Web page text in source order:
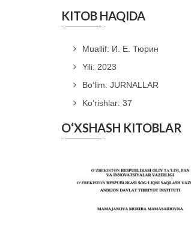
KITOB HAQIDA
Muallif: И. Е. Тюрин
Yili: 2023
Bo‘lim: JURNALLAR
Ko‘rishlar: 37
O‘XSHASH KITOBLAR